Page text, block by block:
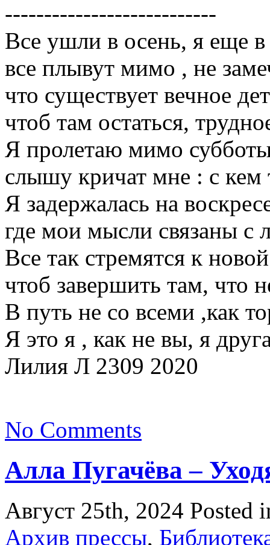
---------------------------
Все ушли в осень, я еще
все плывут мимо , не
что существует вечное
чтоб там остаться,
Я пролетаю мимо
слышу кричат мне : с кем
Я задержалась на
где мои мысли связаны с
Все так стремятся к
чтоб завершить там, что
В путь не со всеми ,как
Я это я , как не вы, я
Лилия Л 2309 2020
No Comments
Алла Пугачёва –
Август 25th, 2024 Posted
Архив прессы,